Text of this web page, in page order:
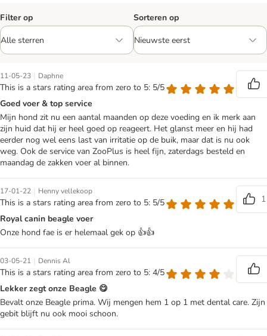
Filter op Sorteren op
11-05-23 | Daphne
This is a stars rating area from zero to 5: 5/5
Goed voer & top service
Mijn hond zit nu een aantal maanden op deze voeding en ik merk aan
zijn huid dat hij er heel goed op reageert. Het glanst meer en hij had
eerder nog wel eens last van irritatie op de buik, maar dat is nu ook
weg. Ook de service van ZooPlus is heel fijn, zaterdags besteld en
maandag de zakken voer al binnen.
17-01-22 | Henny vellekoop
This is a stars rating area from zero to 5: 5/5
1
Royal canin beagle voer
Onze hond fae is er helemaal gek op 👍👍
03-05-21 | Dennis Al
This is a stars rating area from zero to 5: 4/5
Lekker zegt onze Beagle 😋
Bevalt onze Beagle prima. Wij mengen hem 1 op 1 met dental care. Zijn
gebit blijft nu ook mooi schoon.